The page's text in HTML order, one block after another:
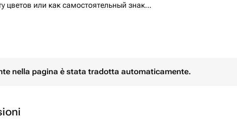
цветов или как самостоятельный знак
аккуратно выполнен, создаёт уют и
nella pagina è stata tradotta automaticamente.